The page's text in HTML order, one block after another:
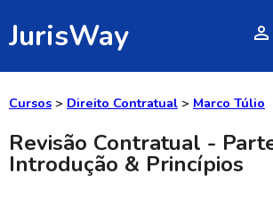
JurisWay person_outline
Cursos > Direito Contratual > Marco Túlio
Revisão Contratual -
Introdução & Princípios